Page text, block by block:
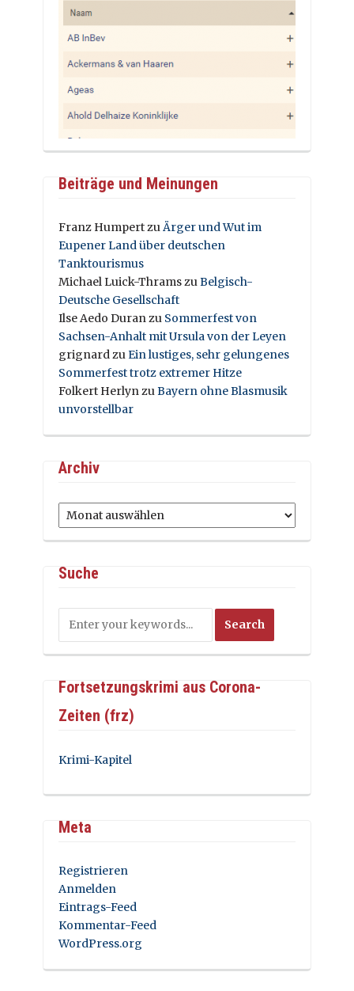
Beiträge und Meinungen
Franz HumpertzuÄrger und Wut im
Eupener Land über deutschen
Tanktourismus
Michael Luick-ThramszuBelgisch-
Deutsche Gesellschaft
Ilse Aedo Duranzu Sommerfest von
Sachsen-Anhalt mit Ursula von der Leyen
grignardzuEin lustiges, sehr gelungenes
Sommerfest trotz extremer Hitze
Folkert HerlynzuBayern ohne Blasmusik
unvorstellbar
Archiv
Archiv
Suche
Fortsetzungskrimi aus Corona-
Zeiten (frz)
Krimi-Kapitel
Meta
Registrieren
Anmelden
Eintrags-Feed
Kommentar-Feed
WordPress.org